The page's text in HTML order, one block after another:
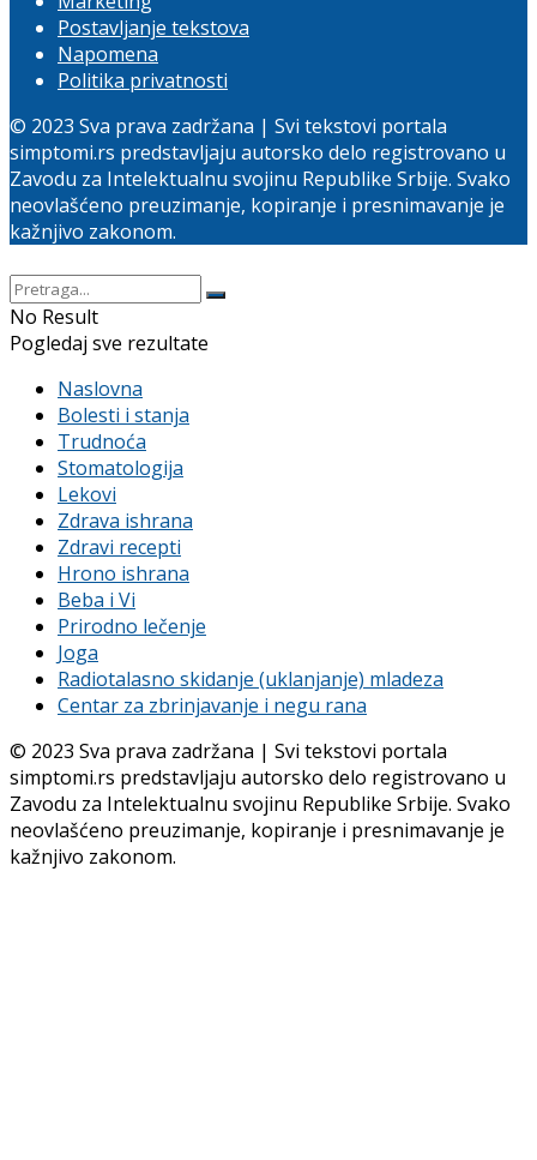
Postavljanje tekstova
Napomena
Politika privatnosti
© 2023 Sva prava zadržana | Svi tekstovi portala
simptomi.rs predstavljaju autorsko delo registrovano u
Zavodu za Intelektualnu svojinu Republike Srbije. Svako
neovlašćeno preuzimanje, kopiranje i presnimavanje je
kažnjivo zakonom.
No Result
Pogledaj sve rezultate
Naslovna
Bolesti i stanja
Trudnoća
Stomatologija
Lekovi
Zdrava ishrana
Zdravi recepti
Hrono ishrana
Beba i Vi
Prirodno lečenje
Joga
Radiotalasno skidanje (uklanjanje) mladeza
Centar za zbrinjavanje i negu rana
© 2023 Sva prava zadržana | Svi tekstovi portala
simptomi.rs predstavljaju autorsko delo registrovano u
Zavodu za Intelektualnu svojinu Republike Srbije. Svako
neovlašćeno preuzimanje, kopiranje i presnimavanje je
kažnjivo zakonom.